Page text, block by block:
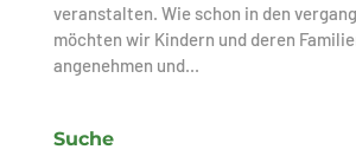
veranstalten. Wie schon in den
möchten wir Kindern und deren
angenehmen und...
Suche